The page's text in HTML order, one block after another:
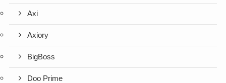
Axi
Axiory
BigBoss
Doo Prime